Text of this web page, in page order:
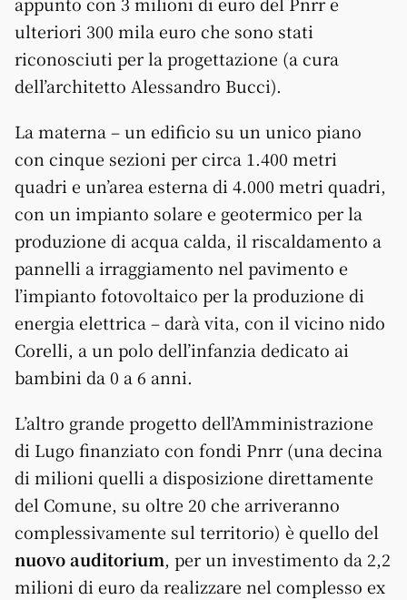
ulteriori 300 mila euro che sono stati
riconosciuti per la progettazione (a cura
dell’architetto Alessandro Bucci).
La materna – un edificio su un unico piano
con cinque sezioni per circa 1.400 metri
quadri e un’area esterna di 4.000 metri quadri,
con un impianto solare e geotermico per la
produzione di acqua calda, il riscaldamento a
pannelli a irraggiamento nel pavimento e
l’impianto fotovoltaico per la produzione di
energia elettrica – darà vita, con il vicino nido
Corelli, a un polo dell’infanzia dedicato ai
bambini da 0 a 6 anni.
L’altro grande progetto dell’Amministrazione
di Lugo finanziato con fondi Pnrr (una decina
di milioni quelli a disposizione direttamente
del Comune, su oltre 20 che arriveranno
complessivamente sul territorio) è quello del
nuovo auditorium, per un investimento da 2,2
milioni di euro da realizzare nel complesso ex